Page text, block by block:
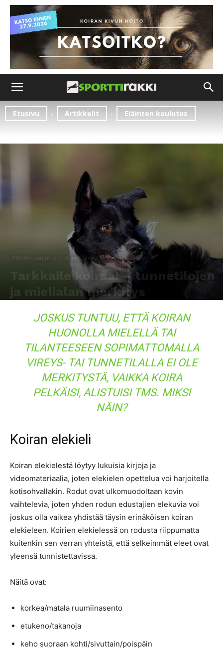
Etusivu Artikkelit Eläinten koulutus
Nuuski tämä
Tarkkaile koiraa! – tunnetilojen
ja mielialan merkitys
JOSKUS TUNTUU, ETTÄ KOIRAN
HUONOLLA MIELELLÄ TAI
TILANTEESEEN SOPIMATTOMALLA
VIREYS- TAI TUNNETILALLA EI OLE
MERKITYSTÄ, VAIKKA KOIRA
PELKÄISI, ALISTUISI TMS. MIKSI
NÄIN?
Koiran elekieli
Koiran elekielestä löytyy lukuisia kirjoja ja
videomateriaalia, joten elekielen opettelua voi harjoitella
kotisohvallakin. Rodut ovat ulkomuodoltaan kovin
vaihtelevia, joten yhden rodun edustajien elekuvia voi
joskus olla vaikea yhdistää täysin erinäköisen koiran
elekieleen. Koirien elekielessä on rodusta riippumatta
kuitenkin sen verran yhteistä, että selkeimmät eleet ovat
yleensä tunnistettavissa.
Näitä ovat:
korkea/matala ruumiinasento
etukeno/takanoja
keho suoraan kohti/sivuttain/poispäin